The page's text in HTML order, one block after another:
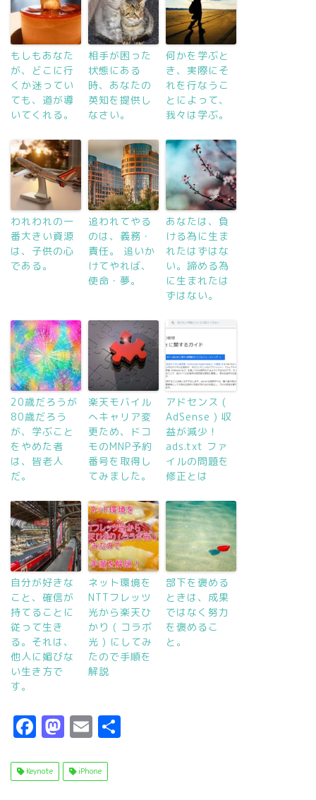
もしもあなた
が、どこに行
くか迷ってい
ても、道が導
いてくれる。
相手が困った
状態にある
時、あなたの
英知を提供し
なさい。
何かを学ぶと
き、実際にそ
れを行なうこ
とによって、
我々は学ぶ。
われわれの一
番大きい資源
は、子供の心
である。
追われてやる
のは、義務・
責任。 追いか
けてやれば、
使命・夢。
あなたは、負
ける為に生ま
れたはずはな
い。諦める為
に生まれたは
ずはない。
20歳だろうが
80歳だろう
が、学ぶこと
をやめた者
は、皆老人
だ。
楽天モバイル
へキャリア変
更ため、ドコ
モのMNP予約
番号を取得し
てみました。
アドセンス (
AdSense ) 収
益が減少！
ads.txt ファ
イルの問題を
修正とは
自分が好きな
こと、確信が
持てることに
従って生き
る。それは、
他人に媚びな
い生き方で
す。
ネット環境を
NTTフレッツ
光から楽天ひ
かり ( コラボ
光 ) にしてみ
たので手順を
解説
部下を褒める
ときは、成果
ではなく努力
を褒めるこ
と。
F
c
M
s
E
ai
Keynote iPhone